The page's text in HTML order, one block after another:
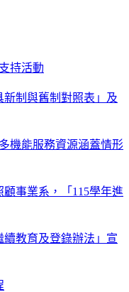
持活動
新制與舊制對照表」及
機能服務資源涵蓋情形
事業系，「115學年進
續教育及登錄辦法」宣